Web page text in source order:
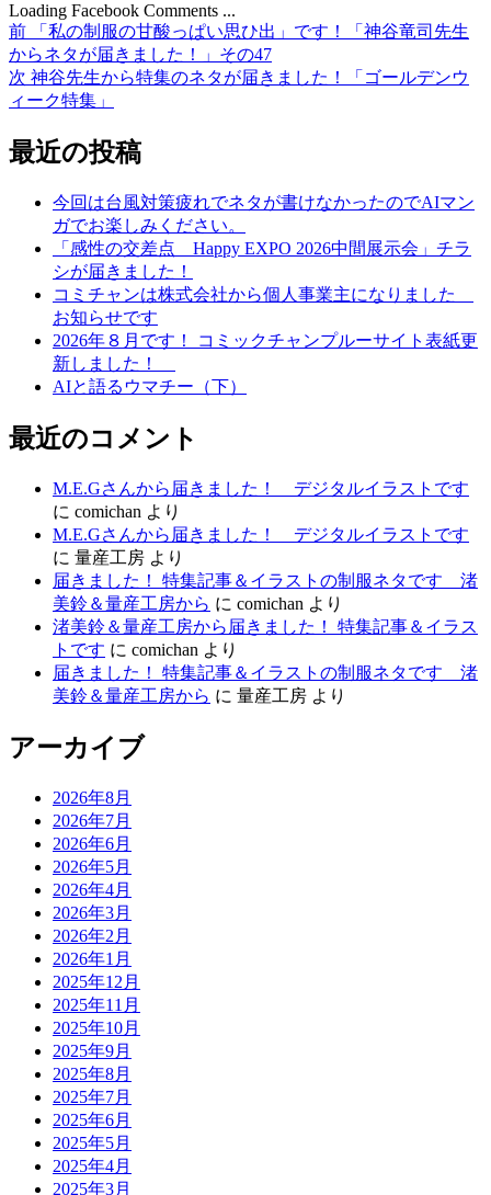
Loading Facebook Comments ...
投
稿
ナ
ビ
前
前
の
投
稿:
「私の制服の甘酸っぱい思ひ出」です！「神谷竜司先生
からネタが届きました！」その47
次 次
の
稿:
神谷先生から特集のネタが届きました！「ゴールデンウ
ィーク特集」
最近の投稿
今回は台風対策疲れでネタが書けなかったのでAIマン
ガでお楽しみください。
「感性の交差点 Happy EXPO 2026中間展示会」チラ
シが届きました！
コミチャンは株式会社から個人事業主になりました
お知らせです
2026年８月です！ コミックチャンプルーサイト表紙更
新しました！
AIと語るウマチー（下）
最近のコメント
M.E.Gさんから届きました！ デジタルイラストです
に comichan より
M.E.Gさんから届きました！ デジタルイラストです
に 量産工房 より
届きました！ 特集記事＆イラストの制服ネタです 渚
美鈴＆量産工房から に comichan より
渚美鈴＆量産工房から届きました！ 特集記事＆イラス
トです に comichan より
届きました！ 特集記事＆イラストの制服ネタです 渚
美鈴＆量産工房から に 量産工房 より
アーカイブ
2026年8月
2026年7月
2026年6月
2026年5月
2026年4月
2026年3月
2026年2月
2026年1月
2025年12月
2025年11月
2025年10月
2025年9月
2025年8月
2025年7月
2025年6月
2025年5月
2025年4月
2025年3月